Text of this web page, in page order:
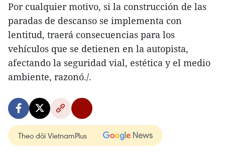
Por cualquier motivo, si la construcción de las
paradas de descanso se implementa con
lentitud, traerá consecuencias para los
vehículos que se detienen en la autopista,
afectando la seguridad vial, estética y el medio
ambiente, razonó./.
Theo dõi VietnamPlus